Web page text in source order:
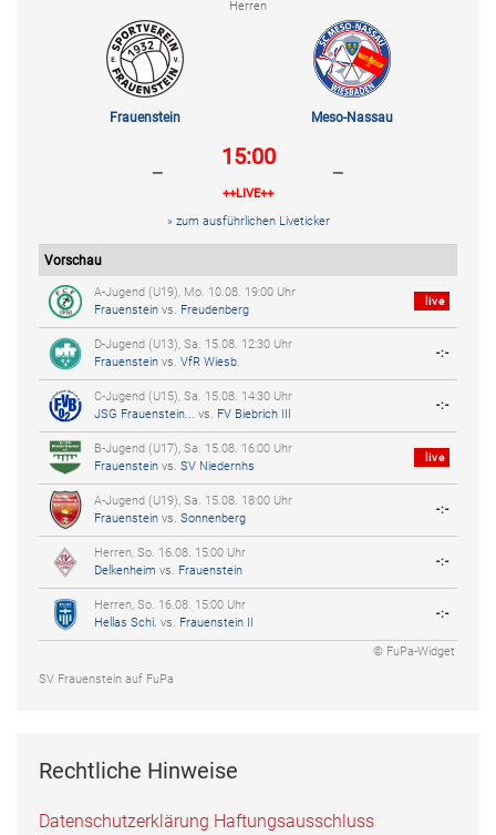
Herren
Frauenstein Meso-Nassau
- 15:00
++LIVE++ -
» zum ausführlichen Liveticker
Vorschau
A-Jugend (U19), Mo. 10.08. 19:00 Uhr
Frauenstein vs. Freudenberg
live
D-Jugend (U13), Sa. 15.08. 12:30 Uhr
Frauenstein vs. VfR Wiesb.
-:-
C-Jugend (U15), Sa. 15.08. 14:30 Uhr
JSG Frauenstein... vs. FV Biebrich III
-:-
B-Jugend (U17), Sa. 15.08. 16:00 Uhr
Frauenstein vs. SV Niedernhs
live
A-Jugend (U19), Sa. 15.08. 18:00 Uhr
Frauenstein vs. Sonnenberg
-:-
Herren, So. 16.08. 15:00 Uhr
Delkenheim vs. Frauenstein
-:-
Herren, So. 16.08. 15:00 Uhr
Hellas Schi. vs. Frauenstein II
-:-
© FuPa-Widget
SV Frauenstein auf FuPa
Rechtliche Hinweise
Datenschutzerklärung Haftungsausschluss